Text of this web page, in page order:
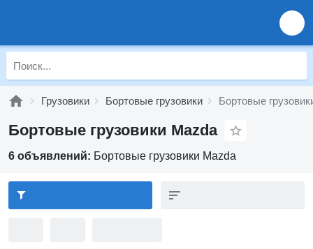
Грузовики Бортовые грузовики Бортовые
Бортовые грузовики Mazda
6 объявлений: Бортовые грузовики Mazda